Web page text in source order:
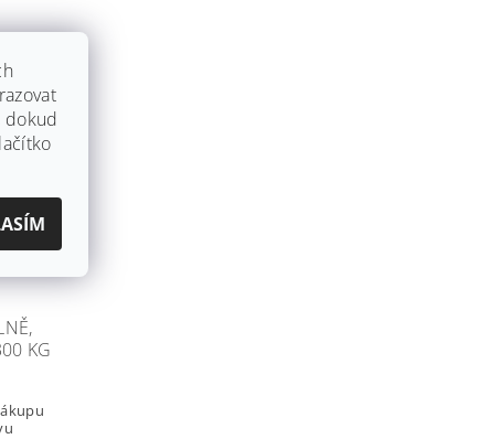
KG
dokud